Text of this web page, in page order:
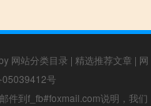
网站分类目录 | 精选推荐文章 | 网
05039412号
件到f_fb#foxmail.com说明，我们